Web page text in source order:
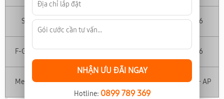
Sky
1024-300
(Mbps)
205,000 Modem Wifi 6
F-Game 240,000 Modem Wifi 6
Meta F1
1024-1024
330,000 Modem Wifi 6 + AP
NHẬN ƯU ĐÃI NGAY
Hotline: 0899 789 369